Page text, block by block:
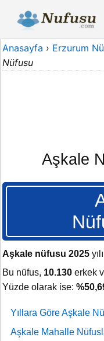
Anasayfa › Erzurum
Nüfusu
Aşkale
Aşkale nüfusu 2025
Bu nüfus, 10.130 erkek
Yüzde olarak ise:
Yıllara Göre Aşkale
Aşkale Mahalle